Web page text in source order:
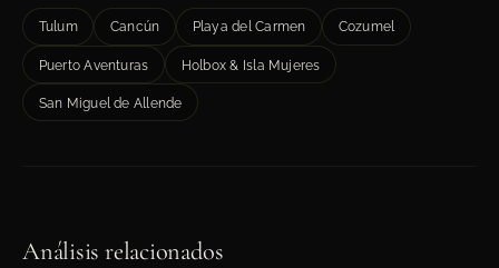
Tulum Cancún Playa del Carmen Cozumel
Puerto Aventuras Holbox & Isla Mujeres
San Miguel de Allende
Análisis relacionados